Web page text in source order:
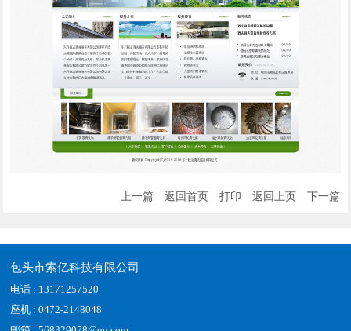
上一篇 返回首页 打印 返回上页 下一篇
包头市索亿科技有限公司
电话 : 13171257520
座机 : 0472-2148048